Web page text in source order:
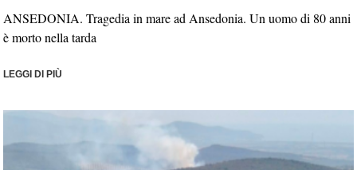
ANSEDONIA. Tragedia in mare ad Ansedonia. Un uomo di 80 anni
è morto nella tarda
LEGGI DI PIÙ